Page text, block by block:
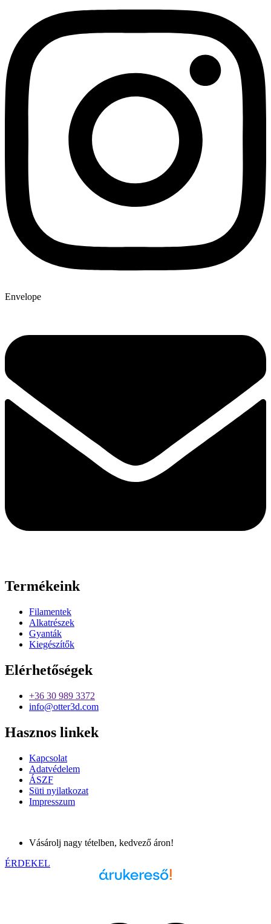
Envelope
Termékeink
Filamentek
Alkatrészek
Gyanták
Kiegészítők
Elérhetőségek
+36 30 989 3372
info@otter3d.com
Hasznos linkek
Kapcsolat
Adatvédelem
ÁSZF
Süti nyilatkozat
Impresszum
Vásárolj nagy tételben, kedvező áron!
ÉRDEKEL